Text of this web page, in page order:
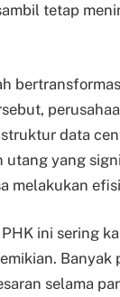
tetap
data
utang yang
melakukan
ini sering
selama